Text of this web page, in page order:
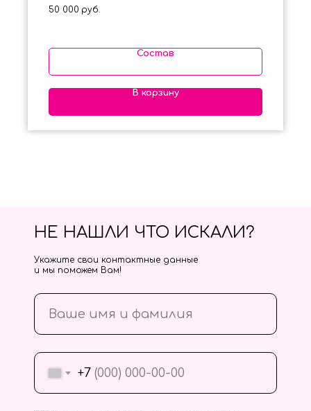
50 000 руб.
Состав
В корзину
+7
НЕ НАШЛИ ЧТО ИСКАЛИ?
Укажите свои контактные данные
и мы поможем Вам!